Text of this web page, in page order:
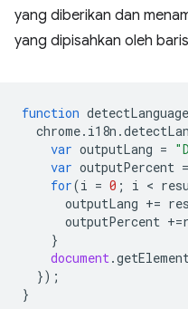
yang diberikan dan
yang dipisahkan oleh
function detectLanguage
chrome. i18n .
var outputLang =
var outputPercent =
for(i = 0 ; i <
outputLang +=
outputPercent +=
}
document.
});
}